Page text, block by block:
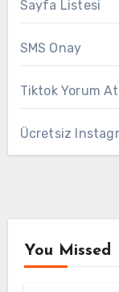
Sayfa Listesi
SMS Onay
Tiktok Yorum
Ücretsiz
You Missed